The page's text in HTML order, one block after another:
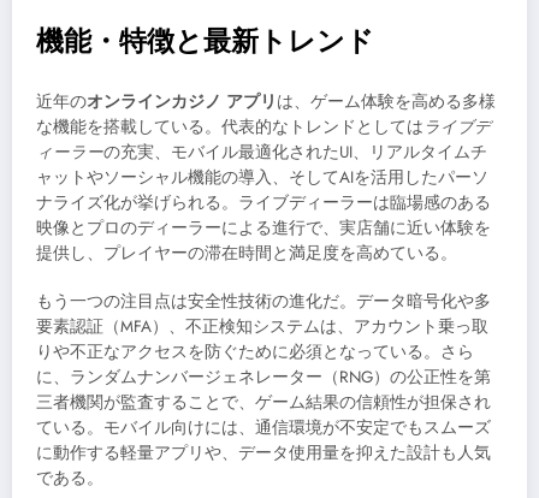
機能・特徴と最新トレンド
近年のオンラインカジノ アプリ は、ゲーム体験を高める多様
な機能を搭載している。代表的なトレンドとしては ライブデ
ィーラーの充実、モバイル最適化されたUI、リアルタイムチ
ャットやソーシャル機能の導入、そしてAIを活用したパーソ
ナライズ化が挙げられる。ライブディーラーは臨場感のある
映像とプロのディーラーによる進行で、実店舗に近い体験を
提供し、プレイヤーの滞在時間と満足度を高めている。
もう一つの注目点は安全性技術の進化だ。データ暗号化や多
要素認証（MFA）、不正検知システムは、アカウント乗っ取
りや不正なアクセスを防ぐために必須となっている。さら
に、ランダムナンバージェネレーター（RNG）の公正性を第
三者機関が監査することで、ゲーム結果の信頼性が担保され
ている。モバイル向けには、通信環境が不安定でもスムーズ
に動作する軽量アプリや、データ使用量を抑えた設計も人気
である。